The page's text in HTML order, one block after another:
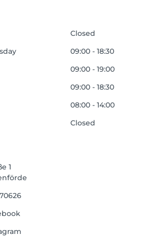
Closed
09:00 - 18:30
09:00 - 19:00
09:00 - 18:30
08:00 - 14:00
Closed
1